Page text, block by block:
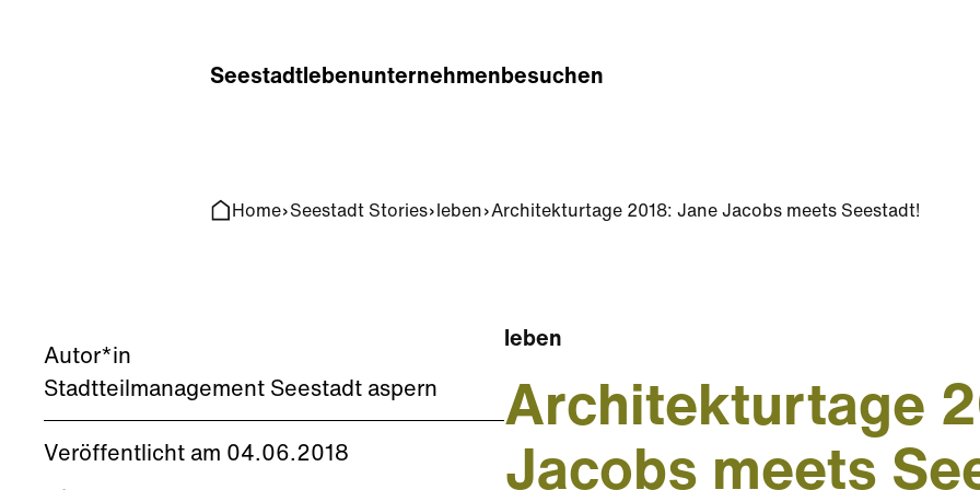
Seestadtlebenunternehmenbesuchen
Home Seestadt Stories leben Architekturtage 2018: Jane Jacobs meets Seestadt!
Autor*in
Stadtteilmanagement Seestadt aspern
Veröffentlicht am 04.06.2018
leben
Architekturtage
Jacobs meets